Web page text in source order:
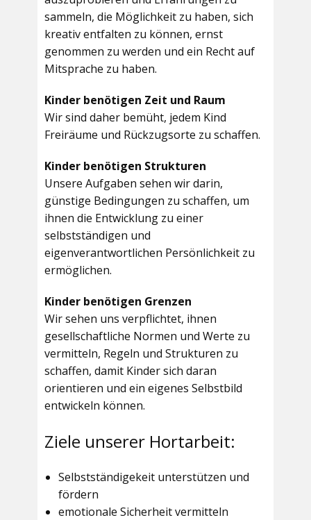
sammeln, die Möglichkeit zu haben, sich
kreativ entfalten zu können, ernst
genommen zu werden und ein Recht auf
Mitsprache zu haben.
Kinder benötigen Zeit und Raum
Wir sind daher bemüht, jedem Kind
Freiräume und Rückzugsorte zu schaffen.
Kinder benötigen Strukturen
Unsere Aufgaben sehen wir darin,
günstige Bedingungen zu schaffen, um
ihnen die Entwicklung zu einer
selbstständigen und
eigenverantwortlichen Persönlichkeit zu
ermöglichen.
Kinder benötigen Grenzen
Wir sehen uns verpflichtet, ihnen
gesellschaftliche Normen und Werte zu
vermitteln, Regeln und Strukturen zu
schaffen, damit Kinder sich daran
orientieren und ein eigenes Selbstbild
entwickeln können.
Ziele unserer Hortarbeit:
Selbstständigekeit unterstützen und
fördern
emotionale Sicherheit vermitteln